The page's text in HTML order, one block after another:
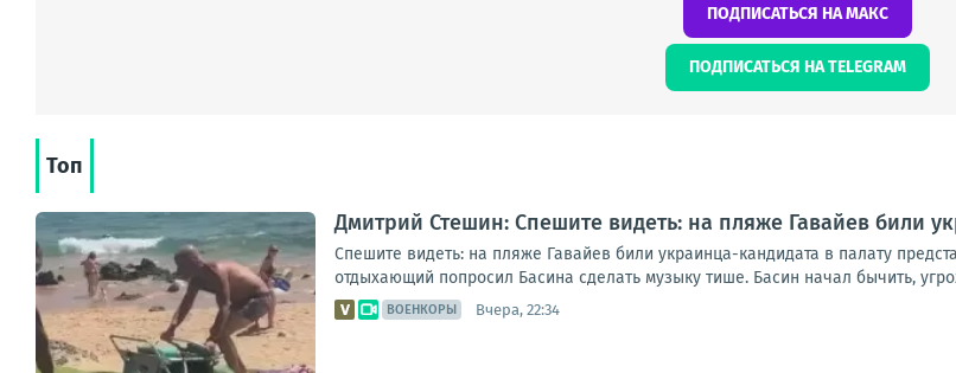
ПОДПИСАТЬСЯ НА МАКС
ПОДПИСАТЬСЯ НА TELEGRAM
Топ
Дмитрий Стешин: Спешите видеть: на пляже Гавайев били
Спешите видеть: на пляже Гавайев били украинца-кандидата в палату
отдыхающий попросил Басина сделать музыку тише. Басин начал бычить,
ВОЕНКОРЫ Вчера, 22:34